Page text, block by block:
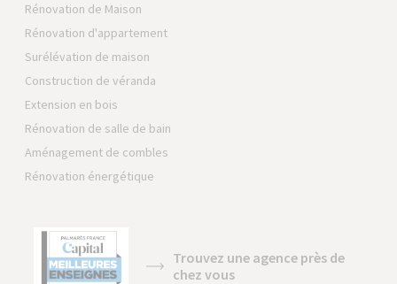
Rénovation de Maison
Rénovation d'appartement
Surélévation de maison
Construction de véranda
Extension en bois
Rénovation de salle de bain
Aménagement de combles
Rénovation énergétique
Trouvez une agence près de
chez vous